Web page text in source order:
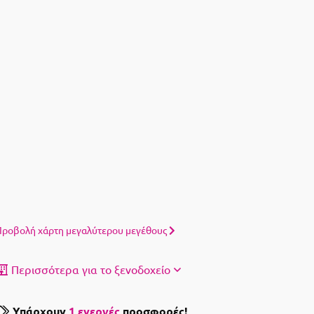
χάρτη μεγαλύτερου μεγέθους
Περισσότερα για το ξενοδοχείο
Υπάρχουν 1 ενεργές προσφορές!